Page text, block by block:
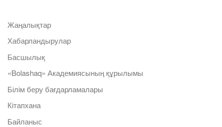
Жаңалықтар
Хабарландырулар
Басшылық
«Bolashaq» Академиясының құрылымы
Білім беру бағдарламалары
Кітапхана
Байланыс